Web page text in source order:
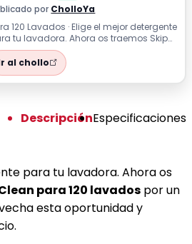
por CholloYa
120 Lavados · Elige el mejor detergente
tu lavadora. Ahora os traemos Skip
Clean para 120 lavados po...
al chollo
DescripciónEspecificaciones
para tu lavadora. Ahora os
para 120 lavados por un
esta oportunidad y